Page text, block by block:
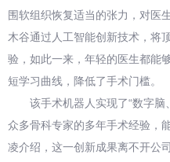
围软组织恢复适当的张力，对医
木谷通过人工智能创新技术，将
验，如此一来，年轻的医生都能
短学习曲线，降低了手术门槛。
该手术机器人实现了“数字脑
众多骨科专家的多年手术经验，
凌介绍，这一创新成果离不开公